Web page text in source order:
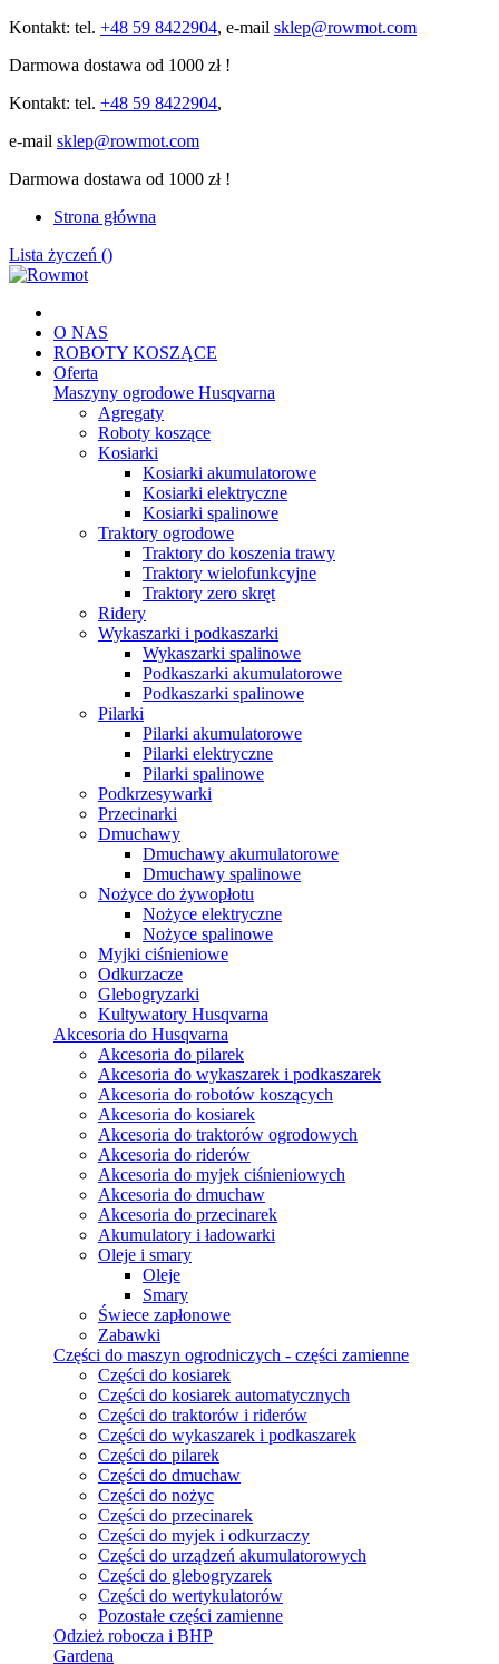
Kontakt: tel. +48 59 8422904, e-mail sklep@rowmot.com
Darmowa dostawa od 1000 zł !
Kontakt: tel. +48 59 8422904,
e-mail sklep@rowmot.com
Darmowa dostawa od 1000 zł !
Strona główna
Lista życzeń ()
O NAS
ROBOTY KOSZĄCE
Oferta
Maszyny ogrodowe Husqvarna
Agregaty
Roboty koszące
Kosiarki
Kosiarki akumulatorowe
Kosiarki elektryczne
Kosiarki spalinowe
Traktory ogrodowe
Traktory do koszenia trawy
Traktory wielofunkcyjne
Traktory zero skręt
Ridery
Wykaszarki i podkaszarki
Wykaszarki spalinowe
Podkaszarki akumulatorowe
Podkaszarki spalinowe
Pilarki
Pilarki akumulatorowe
Pilarki elektryczne
Pilarki spalinowe
Podkrzesywarki
Przecinarki
Dmuchawy
Dmuchawy akumulatorowe
Dmuchawy spalinowe
Nożyce do żywopłotu
Nożyce elektryczne
Nożyce spalinowe
Myjki ciśnieniowe
Odkurzacze
Glebogryzarki
Kultywatory Husqvarna
Akcesoria do Husqvarna
Akcesoria do pilarek
Akcesoria do wykaszarek i podkaszarek
Akcesoria do robotów koszących
Akcesoria do kosiarek
Akcesoria do traktorów ogrodowych
Akcesoria do riderów
Akcesoria do myjek ciśnieniowych
Akcesoria do dmuchaw
Akcesoria do przecinarek
Akumulatory i ładowarki
Oleje i smary
Oleje
Smary
Świece zapłonowe
Zabawki
Części do maszyn ogrodniczych - części zamienne
Części do kosiarek
Części do kosiarek automatycznych
Części do traktorów i riderów
Części do wykaszarek i podkaszarek
Części do pilarek
Części do dmuchaw
Części do nożyc
Części do przecinarek
Części do myjek i odkurzaczy
Części do urządzeń akumulatorowych
Części do glebogryzarek
Części do wertykulatorów
Pozostałe części zamienne
Odzież robocza i BHP
Gardena